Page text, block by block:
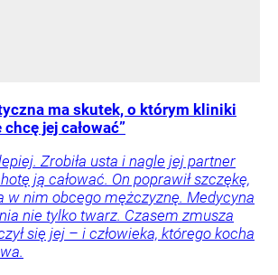
ma skutek, o którym kliniki
jej całować”
Zrobiła usta i nagle jej partner
ją całować. On poprawił szczękę,
w nim obcego mężczyznę. Medycyna
nie tylko twarz. Czasem zmusza
się jej – i człowieka, którego kocha